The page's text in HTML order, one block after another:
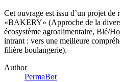
Cet ouvrage est issu d’un projet
«BAKERY» (Approche de la
écosystème agroalimentaire, Blé/
intrant : vers une meilleure
filière boulangerie).
Author
PermaBot